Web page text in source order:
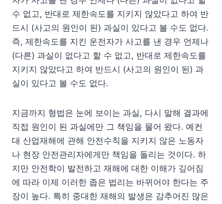
수 없고, 반대로 제한속도를 지키지 않았다고 하여 반
드시 (사고의 원인이 된) 과실이 있다고 볼 수도 없다.
즉, 제한속도를 지킨 운전자가 사고를 낸 경우 언제나
(다른) 과실이 없다고 할 수 없고, 반대로 제한속도를
지키지 않았다고 하여 반드시 (사고의 원인이 된) 과
실이 있다고 볼 수도 없다.
지금까지 형법은 눈에 보이는 과실, 다시 말해 결과에
직접 원인이 된 과실에만 그 책임을 물어 왔다. 예컨
대 산업재해에 관해 안전수칙을 지키지 않은 노동자
나 현장 안전관리자에게만 책임을 돌리는 것이다. 하
지만 안전학이 발전하고 재해에 대한 이해가 깊어짐
에 따라 이제 이러한 좁은 법리는 바뀌어야 한다는 주
장이 높다. 특히 중대한 재해의 발생은 감추어진 많은